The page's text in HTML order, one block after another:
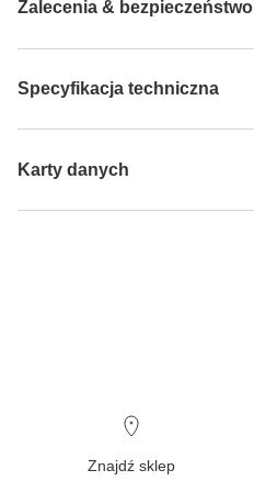
Zalecenia & bezpieczeństwo
Specyfikacja techniczna
Karty danych
Znajdź sklep